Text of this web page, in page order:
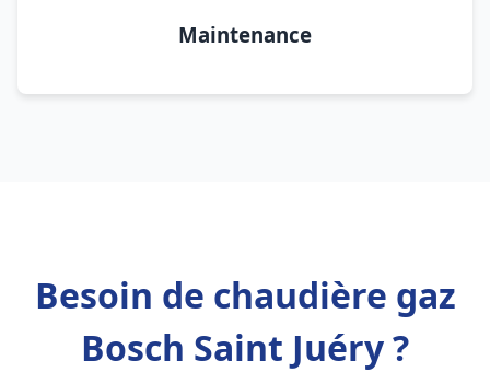
Maintenance
Besoin de chaudière gaz
Bosch Saint Juéry ?